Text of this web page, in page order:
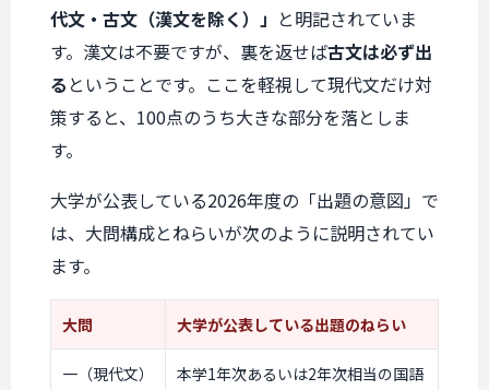
代文・古文（漢文を除く）」 と明記されていま
す。漢文は不要ですが、裏を返せば古文は必ず出
る ということです。ここを軽視して現代文だけ対
策すると、100点のうち大きな部分を落としま
す。
大学が公表している2026年度の「出題の意図」で
は、大問構成とねらいが次のように説明されてい
ます。
大問 大学が公表している出題のねらい
一（現代文）
本学1年次あるいは2年次相当の国語